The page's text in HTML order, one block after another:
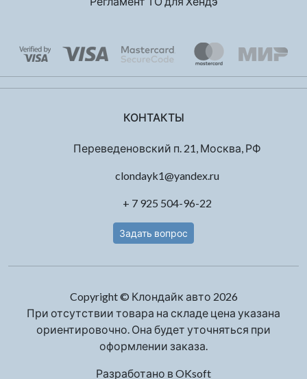
КОНТАКТЫ
Переведеновский п. 21, Москва, РФ
clondayk1@yandex.ru
+ 7 925 504-96-22
Задать вопрос
Copyright © Клондайк авто 2026
При отсутствии товара на складе цена указана
ориентировочно. Она будет уточняться при
оформлении заказа.
Разработано в OKsoft